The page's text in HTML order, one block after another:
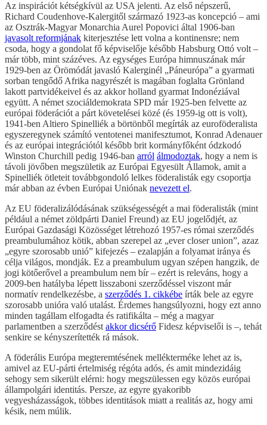
Az inspirációt kétségkívül az USA jelenti. Az első népszerű,
Richard Coudenhove-Kalergitől származó 1923-as koncepció – ami
az Osztrák-Magyar Monarchia Aurel Popovici által 1906-ban
javasolt reformjának kiterjesztése lett volna a kontinensre; nem
csoda, hogy a gondolat fő képviselője később Habsburg Ottó volt –
már több, mint százéves. Az egységes Európa himnuszának már
1929-ben az Örömódát javasló Kalerginél „Páneurópa” a gyarmati
sorban tengődő Afrika nagyrészét is magában foglalta Grönland
lakott partvidékeivel és az akkor holland gyarmat Indonéziával
együtt. A német szociáldemokrata SPD már 1925-ben felvette az
európai föderációt a párt követelései közé (és 1959-ig ott is volt),
1941-ben Altiero Spinelliék a börtönből megírták az euroföderalista
egyszeregynek számító ventotenei manifesztumot, Konrad Adenauer
és az európai integrációtól később brit kormányfőként ódzkodó
Winston Churchill pedig 1946-ban arról álmodoztak, hogy a nem is
távoli jövőben megszületik az Európai Egyesült Államok, amit a
Spinelliék ötleteit továbbgondoló lelkes föderalisták egy csoportja
már abban az évben Európai Uniónak nevezett el.
Az EU föderalizálódásának szükségességét a mai föderalisták (mint
például a német zöldpárti Daniel Freund) az EU jogelődjét, az
Európai Gazdasági Közösséget létrehozó 1957-es római szerződés
preambulumához kötik, abban szerepel az „ever closer union”, azaz
„egyre szorosabb unió” kifejezés – ezalapján a folyamat iránya és
célja világos, mondják. Ez a preambulum ugyan szépen hangzik, de
jogi kötőerővel a preambulum nem bír – ezért is releváns, hogy a
2009-ben hatályba lépett lisszaboni szerződéssel viszont már
normatív rendelkezésbe, a szerződés 1. cikkébe írták bele az egyre
szorosabb unióra való utalást. Érdemes hangsúlyozni, hogy ezt anno
minden tagállam elfogadta és ratifikálta – még a magyar
parlamentben a szerződést akkor dicsérő Fidesz képviselői is –, tehát
senkire se kényszerítették rá mások.
A föderális Európa megteremtésének mellékterméke lehet az is,
amivel az EU-párti értelmiség régóta adós, és amit mindezidáig
sehogy sem sikerült elérni: hogy megszülessen egy közös európai
állampolgári identitás. Persze, az egyre gyakoribb
vegyesházasságok, többes identitások miatt a realitás az, hogy ami
késik, nem múlik.